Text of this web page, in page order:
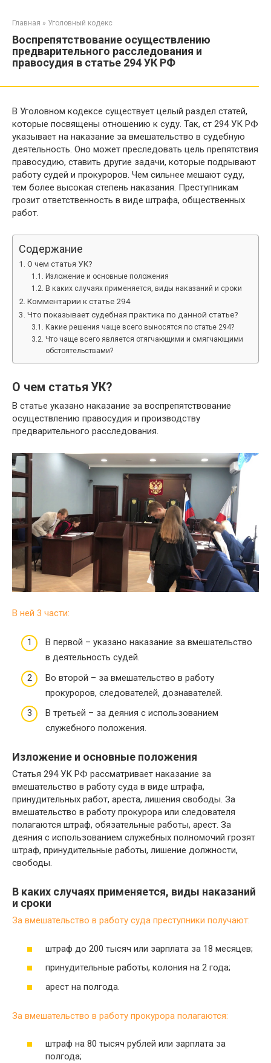
Главная » Уголовный кодекс
Воспрепятствование осуществлению
предварительного расследования и
правосудия в статье 294 УК РФ
В Уголовном кодексе существует целый раздел статей,
которые посвящены отношению к суду. Так, ст 294 УК РФ
указывает на наказание за вмешательство в судебную
деятельность. Оно может преследовать цель препятствия
правосудию, ставить другие задачи, которые подрывают
работу судей и прокуроров. Чем сильнее мешают суду,
тем более высокая степень наказания. Преступникам
грозит ответственность в виде штрафа, общественных
работ.
Содержание
О чем статья УК?
Изложение и основные положения
В каких случаях применяется, виды наказаний и сроки
Комментарии к статье 294
Что показывает судебная практика по данной статье?
Какие решения чаще всего выносятся по статье 294?
Что чаще всего является отягчающими и смягчающими
обстоятельствами?
О чем статья УК?
В статье указано наказание за воспрепятствование
осуществлению правосудия и производству
предварительного расследования.
В ней 3 части:
В первой – указано наказание за вмешательство
в деятельность судей.
Во второй – за вмешательство в работу
прокуроров, следователей, дознавателей.
В третьей – за деяния с использованием
служебного положения.
Изложение и основные положения
Статья 294 УК РФ рассматривает наказание за
вмешательство в работу суда в виде штрафа,
принудительных работ, ареста, лишения свободы. За
вмешательство в работу прокурора или следователя
полагаются штраф, обязательные работы, арест. За
деяния с использованием служебных полномочий грозят
штраф, принудительные работы, лишение должности,
свободы.
В каких случаях применяется, виды наказаний
и сроки
За вмешательство в работу суда преступники получают:
штраф до 200 тысяч или зарплата за 18 месяцев;
принудительные работы, колония на 2 года;
арест на полгода.
За вмешательство в работу прокурора полагаются:
штраф на 80 тысяч рублей или зарплата за
полгода;